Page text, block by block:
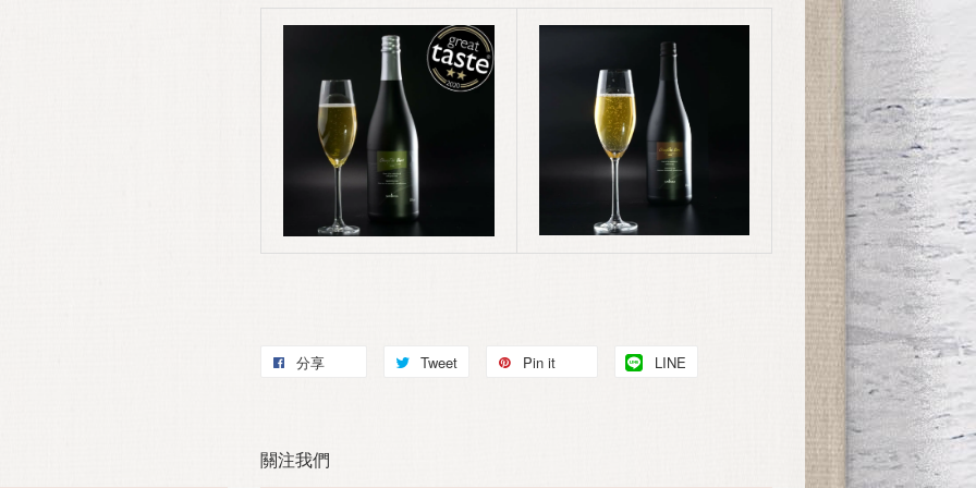
分享 Tweet Pin it LINE
關注我們